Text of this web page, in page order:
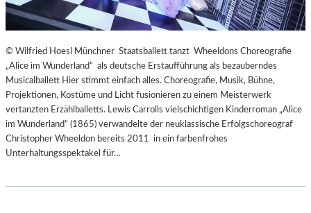
© Wilfried Hoesl Münchner Staatsballett tanzt Wheeldons Choreografie
„Alice im Wunderland“ als deutsche Erstaufführung als bezauberndes
Musicalballett Hier stimmt einfach alles. Choreografie, Musik, Bühne,
Projektionen, Kostüme und Licht fusionieren zu einem Meisterwerk
vertanzten Erzählballetts. Lewis Carrolls vielschichtigen Kinderroman „Alice
im Wunderland“ (1865) verwandelte der neuklassische Erfolgschoreograf
Christopher Wheeldon bereits 2011 in ein farbenfrohes
Unterhaltungsspektakel für…